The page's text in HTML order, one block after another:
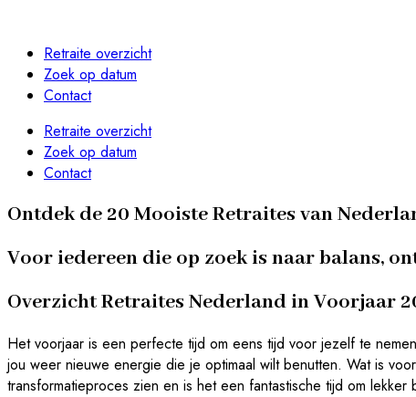
Retraite overzicht
Zoek op datum
Contact
Retraite overzicht
Zoek op datum
Contact
Ontdek de 20 Mooiste Retraites van
Voor iedereen die op zoek is naar balans,
Overzicht Retraites Nederland in Voorjaar
Het voorjaar is een perfecte tijd om eens tijd voor jezelf te
jou weer nieuwe energie die je optimaal wilt benutten. Wat is
transformatieproces zien en is het een fantastische tijd om